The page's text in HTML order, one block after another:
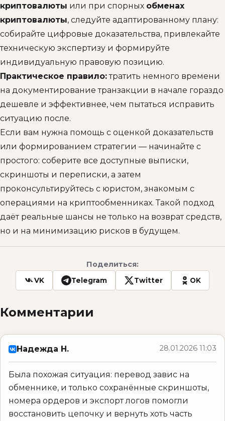
криптовалюты или при спорных обменах
криптовалюты, следуйте адаптированному плану:
собирайте цифровые доказательства, привлекайте
техническую экспертизу и формируйте
индивидуальную правовую позицию.
Практическое правило:тратить немного времени
на документирование транзакции в начале гораздо
дешевле и эффективнее, чем пытаться исправить
ситуацию после.
Если вам нужна помощь с оценкой доказательств
или формированием стратегии — начинайте с
простого: соберите все доступные выписки,
скриншоты и переписки, а затем
проконсультируйтесь с юристом, знакомым с
операциями на криптообменниках. Такой подход
даёт реальные шансы не только на возврат средств,
но и на минимизацию рисков в будущем.
Поделиться:
VK Telegram Twitter OK
Комментарии
Надежда Н. 28.01.2026 11:03
Была похожая ситуация: перевод завис на
обменнике, и только сохранённые скриншоты,
номера ордеров и экспорт логов помогли
восстановить цепочку и вернуть хоть часть